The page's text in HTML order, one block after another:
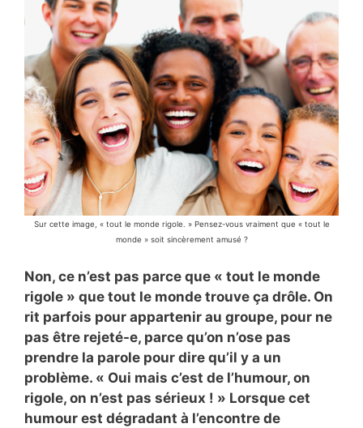
Sur cette image, « tout le monde rigole. » Pensez-vous vraiment que « tout le
monde » soit sincèrement amusé ?
Non, ce n’est pas parce que « tout le monde
rigole » que tout le monde trouve ça drôle. On
rit parfois pour appartenir au groupe, pour ne
pas être rejeté-e, parce qu’on n’ose pas
prendre la parole pour dire qu’il y a un
problème. « Oui mais c’est de l’humour, on
rigole, on n’est pas sérieux ! » Lorsque cet
humour est dégradant à l’encontre de